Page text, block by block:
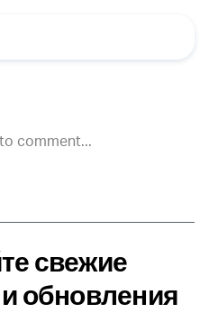
свежие
обновления